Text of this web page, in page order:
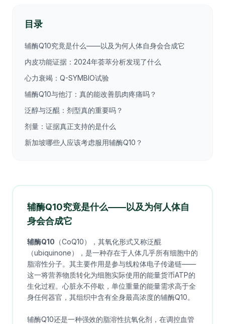
目录
辅酶Q10究竟是什么——以及为何人体自身会合成它
内皮功能证据：2024年荟萃分析发现了什么
心力衰竭：Q-SYMBIO试验
辅酶Q10与他汀：真的能改善肌肉疼痛吗？
泛醇与泛醌：剂型真的重要吗？
剂量：证据真正支持的是什么
新加坡哪些人应该考虑服用辅酶Q10？
辅酶Q10究竟是什么——以及为何人体自
身会合成它
辅酶Q10 （CoQ10），其氧化形式又称泛醌
（ubiquinone），是一种存在于人体几乎所有细胞中的
脂溶性分子。其主要作用是参与线粒体电子传递链——
这一将营养物质转化为细胞实际使用的能量货币ATP的
生化过程。心脏永不停歇，单位重量的能量需求高于全
身任何器官，其组织中含有全身最高浓度的辅酶Q10。
辅酶Q10还是一种强效的脂溶性抗氧化剂，在调控血管